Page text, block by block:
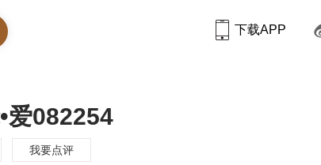
下载APP
爱082254
我要点评